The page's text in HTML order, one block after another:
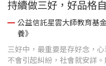
持續做三好，好品格
公益信託星雲大師教育基
養》
三好中，最重要是存好念，
不會引起糾紛，社會就安詳